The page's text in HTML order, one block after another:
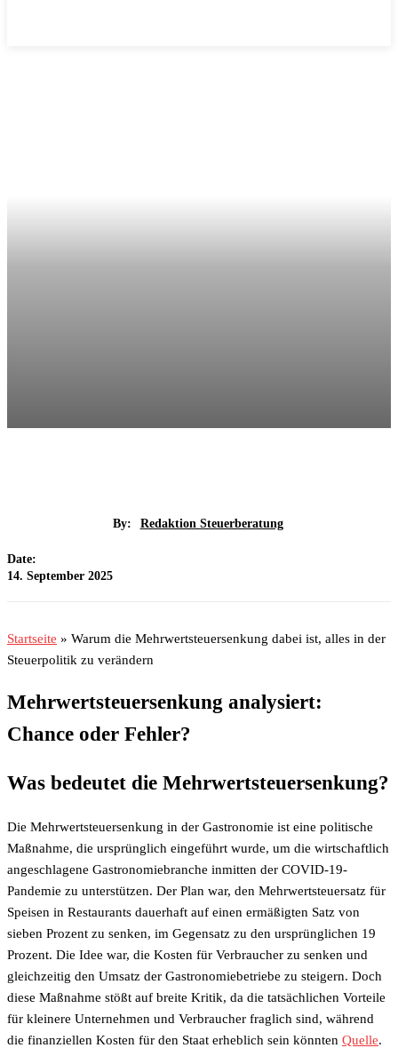
By: Redaktion Steuerberatung
Date:
14. September 2025
Startseite » Warum die Mehrwertsteuersenkung dabei ist, alles in der
Steuerpolitik zu verändern
Mehrwertsteuersenkung analysiert:
Chance oder Fehler?
Was bedeutet die Mehrwertsteuersenkung?
Die Mehrwertsteuersenkung in der Gastronomie ist eine politische
Maßnahme, die ursprünglich eingeführt wurde, um die wirtschaftlich
angeschlagene Gastronomiebranche inmitten der COVID-19-
Pandemie zu unterstützen. Der Plan war, den Mehrwertsteuersatz für
Speisen in Restaurants dauerhaft auf einen ermäßigten Satz von
sieben Prozent zu senken, im Gegensatz zu den ursprünglichen 19
Prozent. Die Idee war, die Kosten für Verbraucher zu senken und
gleichzeitig den Umsatz der Gastronomiebetriebe zu steigern. Doch
diese Maßnahme stößt auf breite Kritik, da die tatsächlichen Vorteile
für kleinere Unternehmen und Verbraucher fraglich sind, während
die finanziellen Kosten für den Staat erheblich sein könnten Quelle.